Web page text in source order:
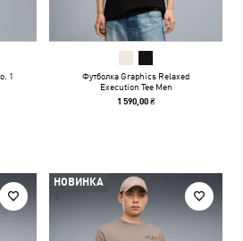
1
Футболка Graphics Relaxed
Execution Tee Men
1 590,00 ₴
НОВИНКА